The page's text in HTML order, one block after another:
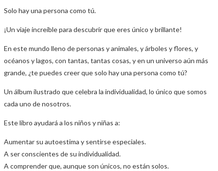
Solo hay una persona como tú.
¡Un viaje increíble para descubrir que eres único y brillante!
En este mundo lleno de personas y animales, y árboles y flores, y
océanos y lagos, con tantas, tantas cosas, y en un universo aún más
grande, ¿te puedes creer que solo hay una persona como tú?
Un álbum ilustrado que celebra la individualidad, lo único que somos
cada uno de nosotros.
Este libro ayudará a los niños y niñas a:
Aumentar su autoestima y sentirse especiales.
A ser conscientes de su individualidad.
A comprender que, aunque son únicos, no están solos.